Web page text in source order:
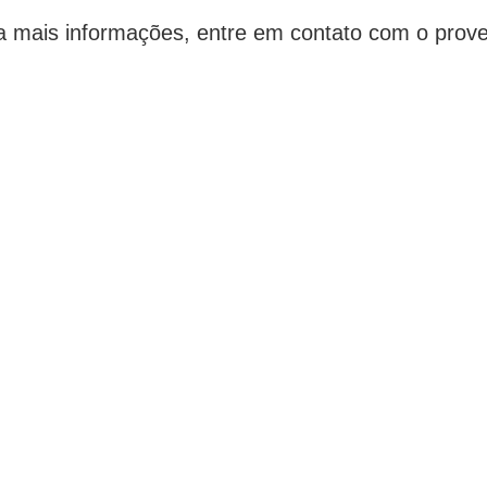
mais informações, entre em contato com o